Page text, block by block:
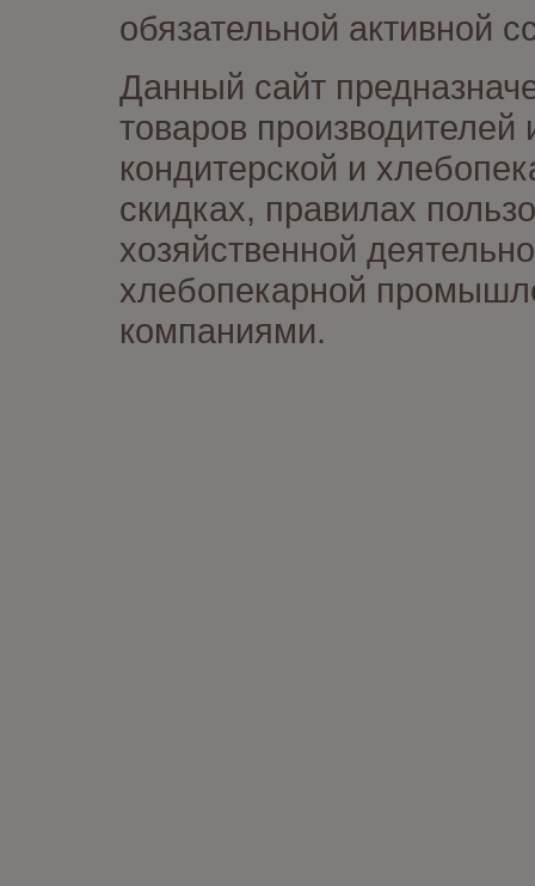
обязательной активной
Данный сайт
товаров
кондитерской и
скидках, правилах
хозяйственной
хлебопекарной
компаниями.